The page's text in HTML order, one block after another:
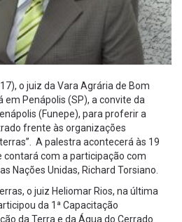
o juiz da Vara Agrária de Bom
em Penápolis (SP), a convite da
(Funepe), para proferir a
frente às organizações
A palestra acontecerá às 19
contará com a participação com
Nações Unidas, Richard Torsiano.
o juiz Heliomar Rios, na última
da 1ª Capacitação
da Terra e da Água do Cerrado